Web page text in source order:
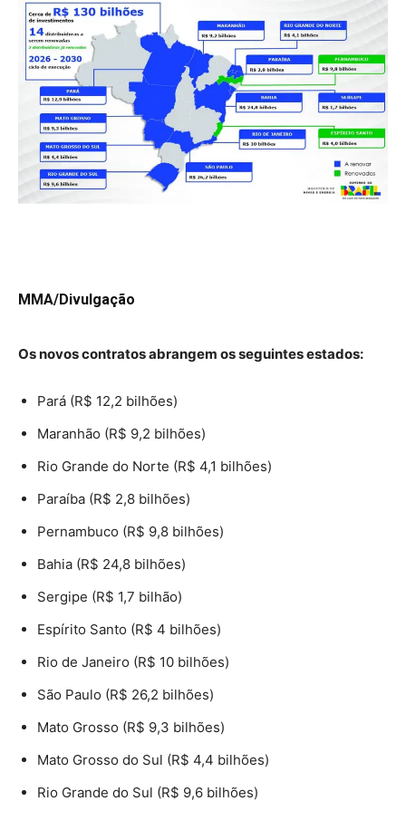
MMA/Divulgação
Os novos contratos abrangem os seguintes estados:
Pará (R$ 12,2 bilhões)
Maranhão (R$ 9,2 bilhões)
Rio Grande do Norte (R$ 4,1 bilhões)
Paraíba (R$ 2,8 bilhões)
Pernambuco (R$ 9,8 bilhões)
Bahia (R$ 24,8 bilhões)
Sergipe (R$ 1,7 bilhão)
Espírito Santo (R$ 4 bilhões)
Rio de Janeiro (R$ 10 bilhões)
São Paulo (R$ 26,2 bilhões)
Mato Grosso (R$ 9,3 bilhões)
Mato Grosso do Sul (R$ 4,4 bilhões)
Rio Grande do Sul (R$ 9,6 bilhões)